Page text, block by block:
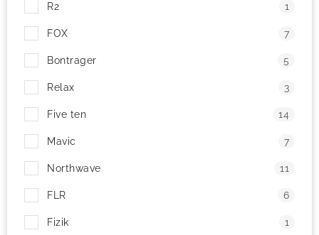
R2 1
FOX 7
Bontrager 5
Relax 3
Five ten 14
Mavic 7
Northwave 11
FLR 6
Fizik 1